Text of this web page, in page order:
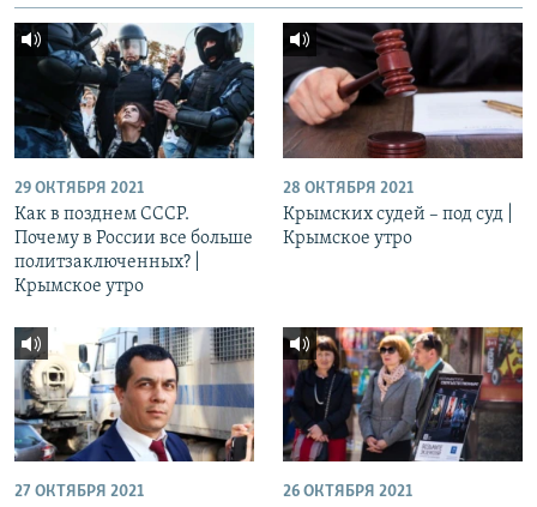
29 ОКТЯБРЯ 2021
Как в позднем СССР.
Почему в России все больше
политзаключенных? |
Крымское утро
28 ОКТЯБРЯ 2021
Крымских судей – под суд |
Крымское утро
27 ОКТЯБРЯ 2021 26 ОКТЯБРЯ 2021